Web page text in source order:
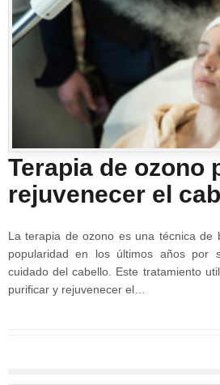
Terapia de ozono
rejuvenecer el
La terapia de ozono es una técnica de
popularidad en los últimos años por
cuidado del cabello. Este tratamiento
purificar y rejuvenecer el…